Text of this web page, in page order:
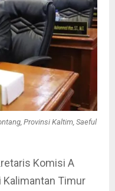
Provinsi Kaltim, Saeful
Komisi A
Kalimantan Timur